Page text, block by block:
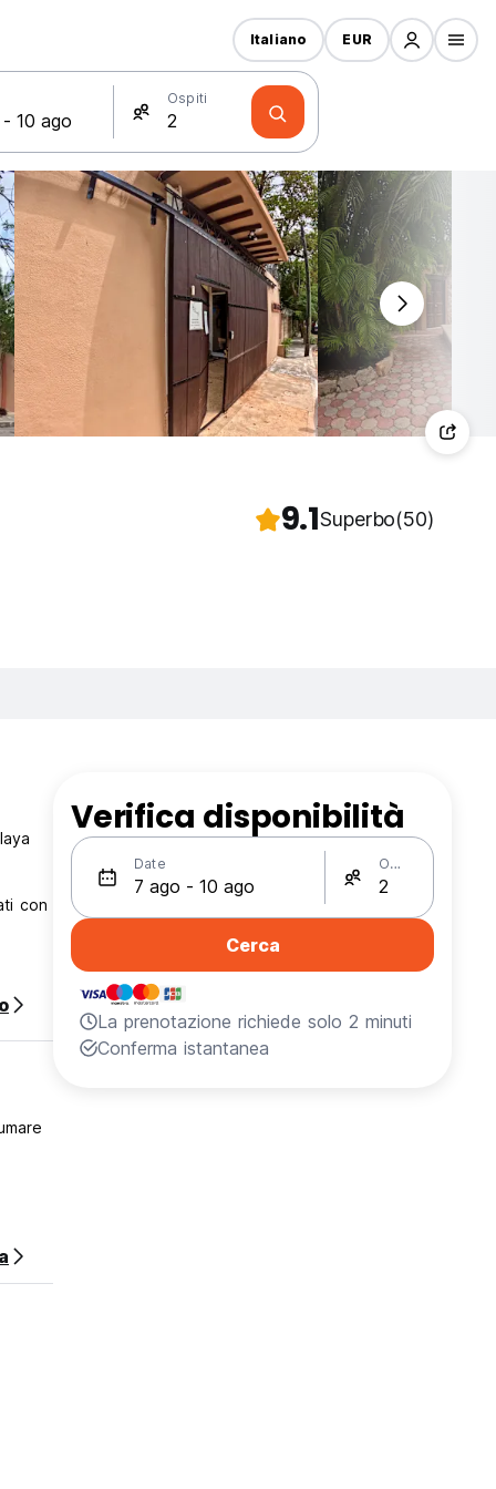
Ospiti
Italiano EUR
9.1Superbo(50)
con
Verifica disponibilità
Date Ospiti
Cerca
La prenotazione richiede solo 2 minuti
Conferma istantanea